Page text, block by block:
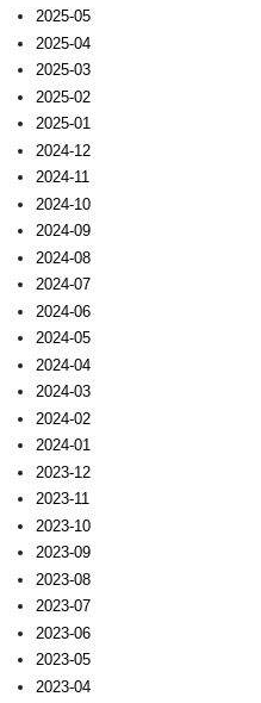
2025-05
2025-04
2025-03
2025-02
2025-01
2024-12
2024-11
2024-10
2024-09
2024-08
2024-07
2024-06
2024-05
2024-04
2024-03
2024-02
2024-01
2023-12
2023-11
2023-10
2023-09
2023-08
2023-07
2023-06
2023-05
2023-04